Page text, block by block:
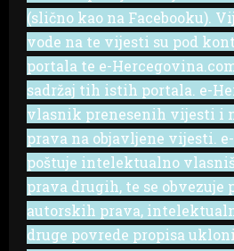
(slično kao na Facebooku).
vode na te vijesti su pod
portala te e-
sadržaj tih istih portala. e-
vlasnik prenesenih vijesti i
prava na objavljene vijesti.
poštuje intelektualno
prava drugih, te se obvezuje
autorskih prava,
druge povrede propisa